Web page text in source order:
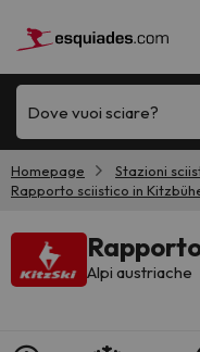
Dove vuoi sciare?
Homepage Stazioni
Rapporto sciistico in
Alpi austriache